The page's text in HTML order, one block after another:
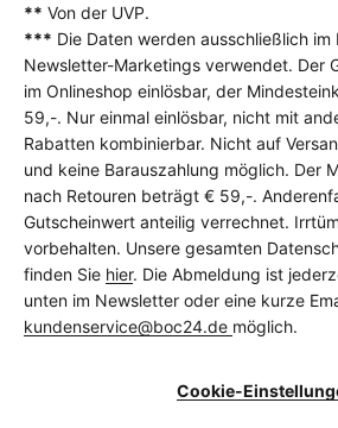
** Von der UVP.
*** Die Daten werden ausschließlich im
Newsletter-Marketings verwendet. Der
im Onlineshop einlösbar, der
59,-. Nur einmal einlösbar, nicht mit
Rabatten kombinierbar. Nicht auf
und keine Barauszahlung möglich. Der
nach Retouren beträgt € 59,-.
Gutscheinwert anteilig verrechnet.
vorbehalten. Unsere gesamten
finden Sie hier. Die Abmeldung ist
unten im Newsletter oder eine kurze
kundenservice@boc24.de möglich.
Cookie-